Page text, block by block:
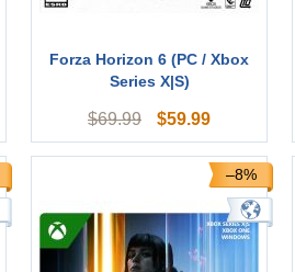
Forza Horizon 6 (PC / Xbox
Series X|S)
$69.99 $59.99
–8%